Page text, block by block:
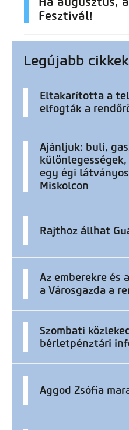
Fesztivál!
Legújabb cikkek
Eltakarította a
elfogták a
Ajánljuk: buli,
egy égi
Miskolcon
Rajthoz állhat
Az emberekre és
a Városgazda a
Szombati
bérletpénztári
Aggod Zsófia